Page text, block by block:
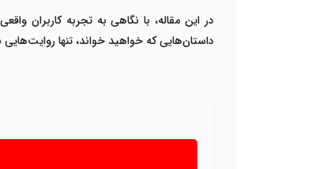
در این مقاله، با نگاهی به تجربه کاربران
داستان‌هایی که خواهید خواند، تنها